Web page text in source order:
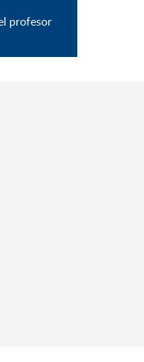
profesor